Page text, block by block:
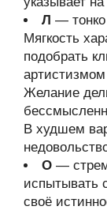
Л — тонко
Мягкость
подобрать
Желание
В худшем
О —
испытывать
своё